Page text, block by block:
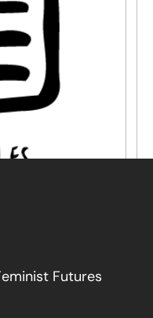
Futures